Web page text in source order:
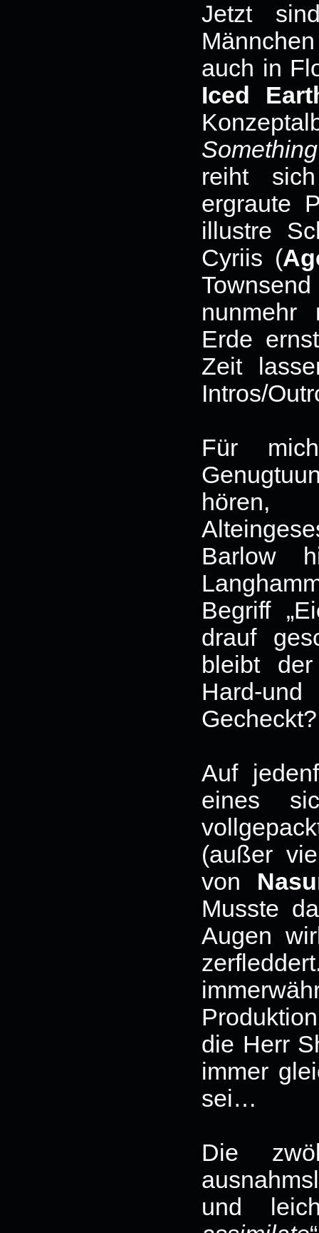
Jetzt
auch in
Iced
reiht
ergraute
illustre
Cyriis (
nunmehr
Erde
Zeit
Intros/
Für
Barlow
Begriff
drauf
bleibt
Hard-
Gecheckt?
Auf
eines
(außer
von
Musste
Augen
die Herr
immer
sei…
Die
und